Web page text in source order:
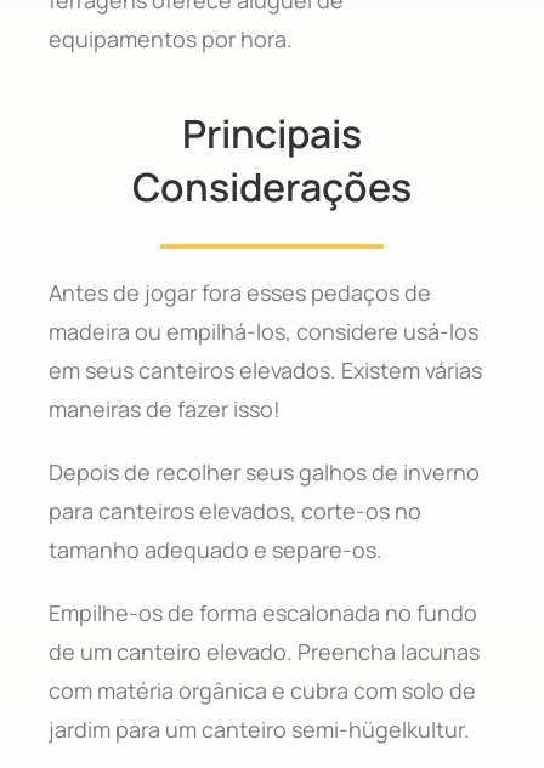
equipamentos por hora.
Principais
Considerações
Antes de jogar fora esses pedaços de
madeira ou empilhá-los, considere usá-los
em seus canteiros elevados. Existem várias
maneiras de fazer isso!
Depois de recolher seus galhos de inverno
para canteiros elevados, corte-os no
tamanho adequado e separe-os.
Empilhe-os de forma escalonada no fundo
de um canteiro elevado. Preencha lacunas
com matéria orgânica e cubra com solo de
jardim para um canteiro semi-hügelkultur.